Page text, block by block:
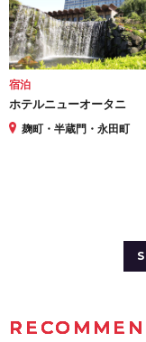
宿泊
ホテルニューオータニ
麹町・半蔵門・永田町